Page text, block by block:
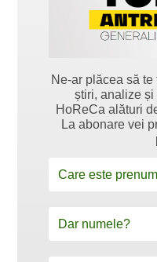
Ne-ar plăcea să
știri, analize
HoReCa alături
La abonare vei